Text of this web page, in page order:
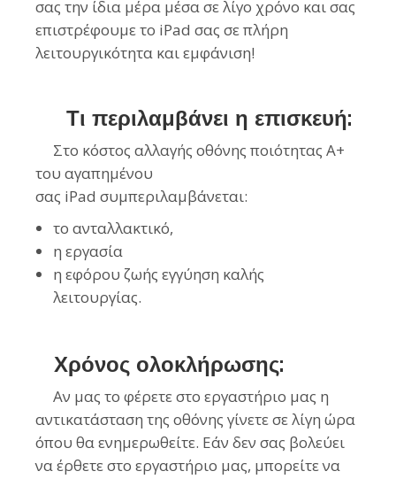
σας την ίδια μέρα μέσα σε λίγο χρόνο και σας
επιστρέφουμε το iPad σας σε πλήρη
λειτουργικότητα και εμφάνιση!
Τι περιλαμβάνει η επισκευή:
Στο κόστος αλλαγής οθόνης ποιότητας Α+
του αγαπημένου
σας iPad συμπεριλαμβάνεται:
το ανταλλακτικό,
η εργασία
η εφόρου ζωής εγγύηση καλής
λειτουργίας.
Χρόνος ολοκλήρωσης:
Αν μας το φέρετε στο εργαστήριο μας η
αντικατάσταση της οθόνης γίνετε σε λίγη ώρα
όπου θα ενημερωθείτε. Εάν δεν σας βολεύει
να έρθετε στο εργαστήριο μας, μπορείτε να